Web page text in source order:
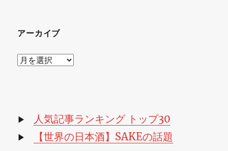
アーカイブ
ア
ブ
▶ 人気記事ランキング トップ30
▶ 【世界の日本酒】SAKEの話題